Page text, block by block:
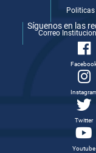
Politicas
Correo
Síguenos en las
Twitter
Youtube